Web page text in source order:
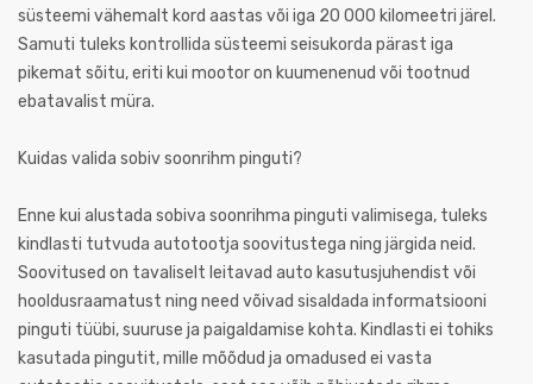
süsteemi vähemalt kord aastas või iga 20 000 kilomeetri järel.
Samuti tuleks kontrollida süsteemi seisukorda pärast iga
pikemat sõitu, eriti kui mootor on kuumenenud või tootnud
ebatavalist müra.
Kuidas valida sobiv soonrihm pinguti?
Enne kui alustada sobiva soonrihma pinguti valimisega, tuleks
kindlasti tutvuda autotootja soovitustega ning järgida neid.
Soovitused on tavaliselt leitavad auto kasutusjuhendist või
hooldusraamatust ning need võivad sisaldada informatsiooni
pinguti tüübi, suuruse ja paigaldamise kohta. Kindlasti ei tohiks
kasutada pingutit, mille mõõdud ja omadused ei vasta